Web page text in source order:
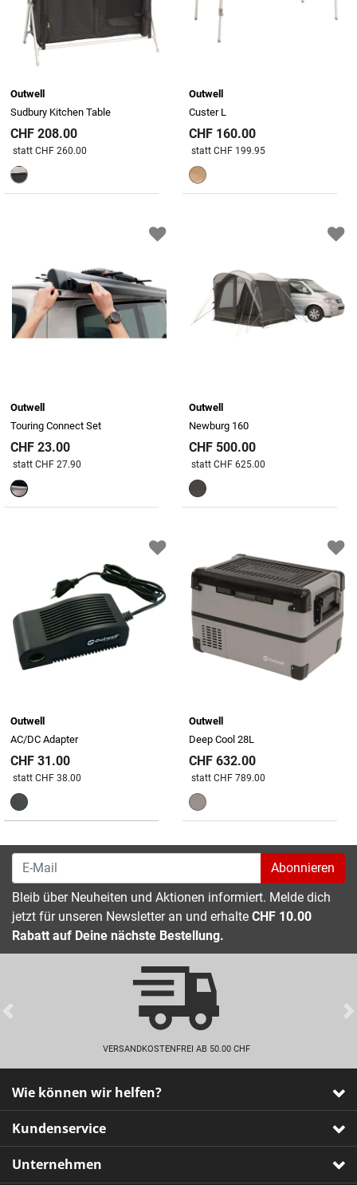
Outwell
Sudbury Kitchen Table
CHF 208.00
Preis reduziert von
statt CHF 260.00
Outwell
Custer L
CHF 160.00
Preis reduziert von
statt CHF 199.95An
Outwell
Touring Connect Set
CHF 23.00
Preis reduziert von
statt CHF 27.90
Outwell
Newburg 160
CHF 500.00
Preis reduziert von
statt CHF 625.00
Outwell
AC/DC Adapter
CHF 31.00
Preis reduziert von
statt CHF 38.00
Outwell
Deep Cool 28L
CHF 632.00
Preis reduziert von
statt CHF 789.00
Abonnieren
Bleib über Neuheiten und Aktionen informiert. Melde dich
jetzt für unseren Newsletter an und erhalte CHF 10.00
Rabatt auf Deine nächste Bestellung.
VERSANDKOSTENFREI AB 50.00 CHF
Previous
Wie können wir helfen?
Kundenservice
Unternehmen